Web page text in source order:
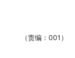
（责编：001）